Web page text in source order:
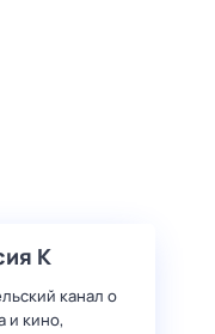
К
канал о
и кино,